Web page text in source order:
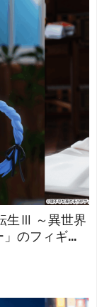
生Ⅲ ～異世界
のフィギュ